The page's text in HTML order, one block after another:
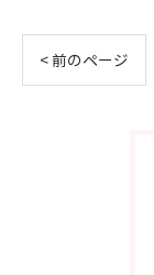
< 前のページ